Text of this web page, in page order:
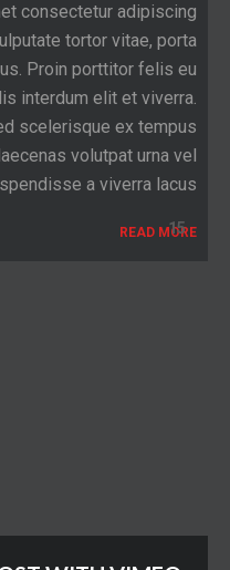
consectetur adipiscing
tortor vitae, porta
Proin porttitor felis eu
interdum elit et viverra.
scelerisque ex tempus
volutpat urna vel
a viverra lacus.
READ MORE
15